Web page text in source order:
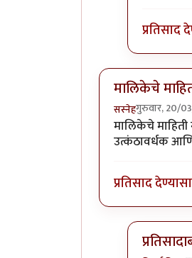
प्रतिसाद
मालिकेचे
सस्नेहगुरुवार, 20/
मालिकेचे
उत्कंठावर्धक
प्रतिसाद